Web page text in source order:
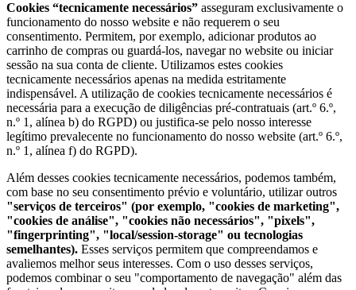
Cookies “tecnicamente necessários” asseguram exclusivamente o
funcionamento do nosso website e não requerem o seu
consentimento. Permitem, por exemplo, adicionar produtos ao
carrinho de compras ou guardá-los, navegar no website ou iniciar
sessão na sua conta de cliente. Utilizamos estes cookies
tecnicamente necessários apenas na medida estritamente
indispensável. A utilização de cookies tecnicamente necessários é
necessária para a execução de diligências pré-contratuais (art.º 6.º,
n.º 1, alínea b) do RGPD) ou justifica-se pelo nosso interesse
legítimo prevalecente no funcionamento do nosso website (art.º 6.º,
n.º 1, alínea f) do RGPD).
Além desses cookies tecnicamente necessários, podemos também,
com base no seu consentimento prévio e voluntário, utilizar outros
"serviços de terceiros" (por exemplo, "cookies de marketing",
"cookies de análise", "cookies não necessários", "pixels",
"fingerprinting", "local/session-storage" ou tecnologias
semelhantes). Esses serviços permitem que compreendamos e
avaliemos melhor seus interesses. Com o uso desses serviços,
podemos combinar o seu "comportamento de navegação" além das